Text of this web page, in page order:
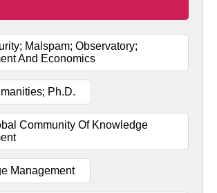
Malspam; Observatory;
And Economics
Ph.D.
Community Of Knowledge
Management